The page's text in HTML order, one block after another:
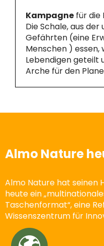
Kampagne für die
Die Schale, aus
Gefährten (eine
Menschen )
Lebendigen geteilt
Arche für den
Almo Nature
Almo Nature hat seinen
heute ein
Taschenformat“, eine
Wissenszentrum für